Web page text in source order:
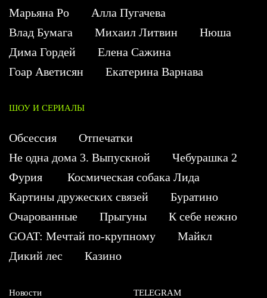
Марьяна Ро
Алла Пугачева
Влад Бумага
Михаил Литвин
Нюша
Дима Гордей
Елена Сажина
Гоар Аветисян
Екатерина Варнава
ШОУ И СЕРИАЛЫ
Обсессия
Отпечатки
Не одна дома 3. Выпускной
Чебурашка 2
Фурия
Космическая собака Лида
Картины дружеских связей
Буратино
Очарованные
Прыгуны
К себе нежно
GOAT: Мечтай по-крупному
Майкл
Дикий лес
Казино
Новости
TELEGRAM